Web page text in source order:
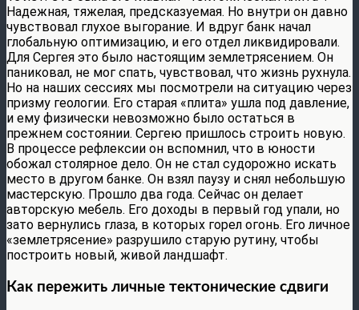
Надежная, тяжелая, предсказуемая. Но внутри он давно
чувствовал глухое выгорание. И вдруг банк начал
глобальную оптимизацию, и его отдел ликвидировали.
Для Сергея это было настоящим землетрясением. Он
паниковал, не мог спать, чувствовал, что жизнь рухнула.
Но на наших сессиях мы посмотрели на ситуацию через
призму геологии. Его старая «плита» ушла под давление,
и ему физически невозможно было остаться в
прежнем состоянии. Сергею пришлось строить новую.
В процессе рефлексии он вспомнил, что в юности
обожал столярное дело. Он не стал судорожно искать
место в другом банке. Он взял паузу и снял небольшую
мастерскую. Прошло два года. Сейчас он делает
авторскую мебель. Его доходы в первый год упали, но
зато вернулись глаза, в которых горел огонь. Его личное
«землетрясение» разрушило старую рутину, чтобы
построить новый, живой ландшафт.
Как пережить личные тектонические сдвиги